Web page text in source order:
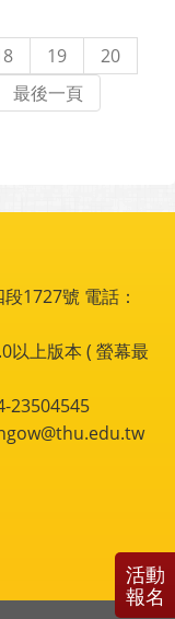
19
20
最後一頁
1727號 電話：
以上版本 ( 螢幕最
23504545
活動
報名